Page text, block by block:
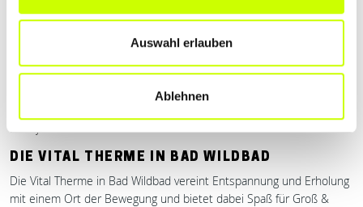
Auswahl erlauben
Ablehnen
Beauty & Wellness
DIE VITAL THERME IN BAD WILDBAD
Die Vital Therme in Bad Wildbad vereint Entspannung und Erholung
mit einem Ort der Bewegung und bietet dabei Spaß für Groß &